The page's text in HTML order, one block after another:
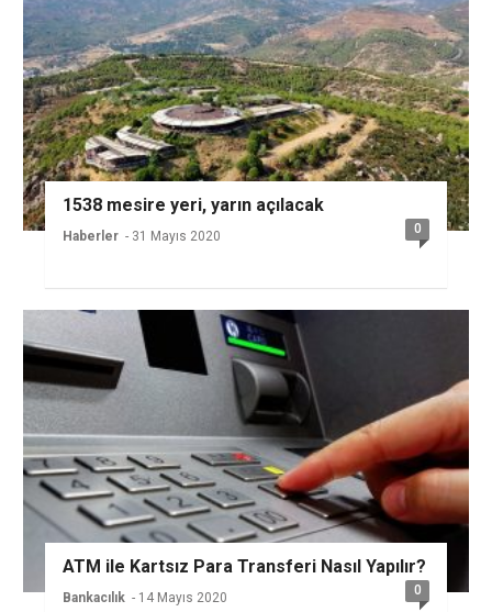
1538 mesire yeri, yarın açılacak
Haberler - 31 Mayıs 2020 0
ATM ile Kartsız Para Transferi Nasıl Yapılır?
Bankacılık - 14 Mayıs 2020 0